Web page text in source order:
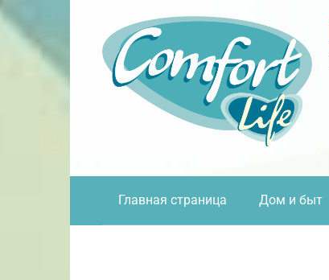
Перейти
контенту
Главная страница Дом и быт